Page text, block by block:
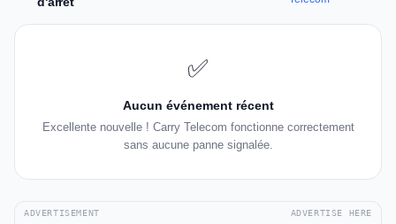
✅
Aucun événement récent
Excellente nouvelle ! Carry Telecom fonctionne correctement
sans aucune panne signalée.
ADVERTISEMENT ADVERTISE HERE